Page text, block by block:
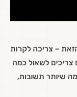
– צריכה לקרות
לשאול כמה
שיותר תשובות,